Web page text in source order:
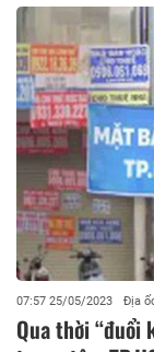
07:57 25/05/2023 Địa
Qua thời “đuổi